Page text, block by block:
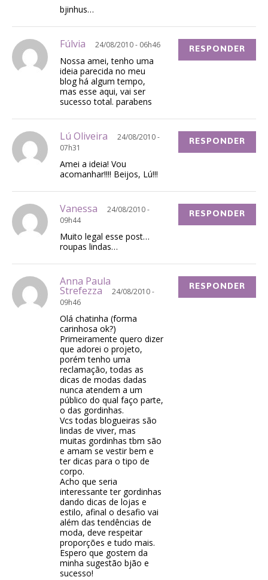
bjinhus…
Fúlvia 24/08/2010 - 06h46
Nossa amei, tenho uma
ideia parecida no meu
blog há algum tempo,
mas esse aqui, vai ser
sucesso total. parabens
RESPONDER
Lú Oliveira
24/08/2010 -
07h31
Amei a ideia! Vou
acomanhar!!!! Beijos, Lú!!!
RESPONDER
Vanessa
24/08/2010 -
09h44
Muito legal esse post…
roupas lindas…
RESPONDER
Anna Paula
Strefezza
24/08/2010 -
09h46
Olá chatinha (forma
carinhosa ok?)
Primeiramente quero dizer
que adorei o projeto,
porém tenho uma
reclamação, todas as
dicas de modas dadas
nunca atendem a um
público do qual faço parte,
o das gordinhas.
Vcs todas blogueiras são
lindas de viver, mas
muitas gordinhas tbm são
e amam se vestir bem e
ter dicas para o tipo de
corpo.
Acho que seria
interessante ter gordinhas
dando dicas de lojas e
estilo, afinal o desafio vai
além das tendências de
moda, deve respeitar
proporções e tudo mais.
Espero que gostem da
minha sugestão bjão e
sucesso!
RESPONDER